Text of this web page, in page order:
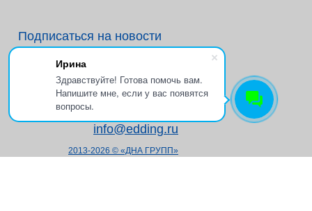
Ирина
Здравствуйте! Готова помочь вам.
Напишите мне, если у вас появятся
вопросы.
Подписаться на новости
+7 (495) 234-19-30
info@edding.ru
2013-2026 © «ДНА ГРУПП»